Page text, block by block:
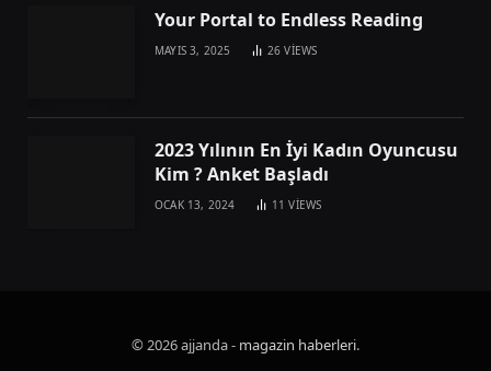
Your Portal to Endless Reading
MAYIS 3, 2025 26VIEWS
2023 Yılının En İyi Kadın Oyuncusu
Kim ? Anket Başladı
OCAK 13, 2024 11VIEWS
© 2026 ajjanda - magazin haberleri.